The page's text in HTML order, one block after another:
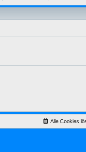
ae
a
Alle Cookies